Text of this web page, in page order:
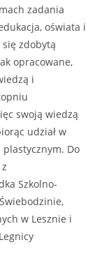
zadania
oświata i
się zdobytą
opracowane,
i
swoją wiedzą
udział w
Do
Szkolno-
w Lesznie i